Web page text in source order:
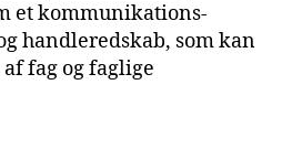
et kommunikations-
handleredskab, som kan
fag og faglige